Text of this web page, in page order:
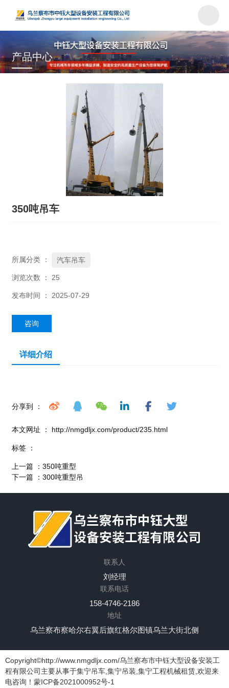
产品中心
汽车吊车 /350吨吊车
350吨吊车
所属分类 ： 汽车吊车
浏览次数 ： 25
发布时间 ： 2025-07-29
咨询
详细介绍
分享到 ：
本文网址 ： http://nmgdljx.com/product/235.html
标签 ：
上一篇 ：350吨重型
下一篇 ：300吨重型吊
产品中心 新闻中心
联系人
刘经理
联系电话
158-4746-2186
地址
乌兰察布察哈尔右翼后旗红格尔图镇乌兰大街北侧
Copyright©http://www.nmgdljx.com/乌兰察布市中钰大型设备安装工
程有限公司主要从事于集宁吊车,集宁吊装,集宁工程机械租赁,欢迎来
电咨询！ 蒙ICP备2021000952号-1